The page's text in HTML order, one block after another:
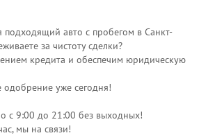
авто с пробегом в Санкт-
за чистоту сделки?
кредита и обеспечим юридическую
одобрение уже сегодня!
с 9:00 до 21:00 без выходных!
мы на связи!